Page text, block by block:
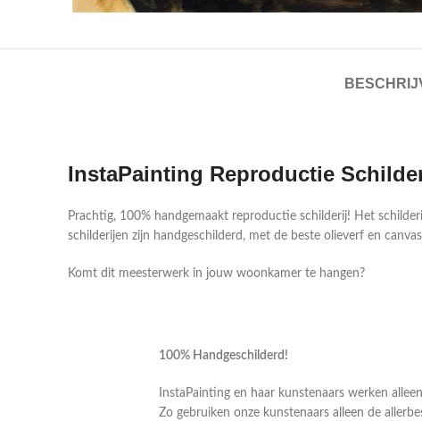
InstaPainting Reproductie
Prachtig, 100% handgemaakt reproductie schilderij! Het
schilderijen zijn handgeschilderd, met de beste olieverf en
Komt dit meesterwerk in jouw woonkamer te hangen?
100% Handgeschilderd!
InstaPainting en haar kunstenaars werken
Zo gebruiken onze kunstenaars alleen de